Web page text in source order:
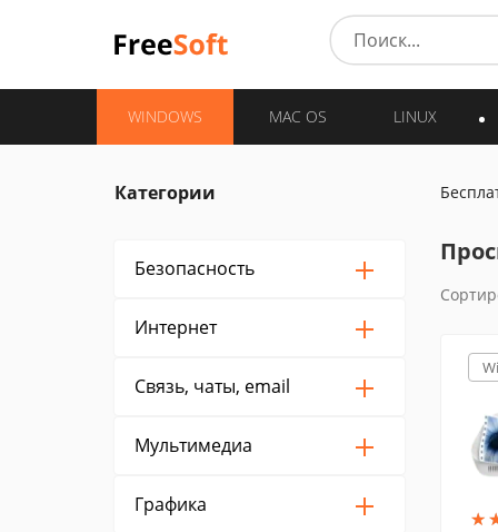
WINDOWS MAC OS LINUX
Категории
Безопасность
Интернет
Связь, чаты, email
Мультимедиа
Графика
★
★